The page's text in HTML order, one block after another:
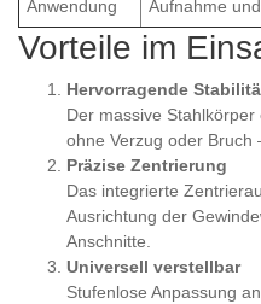
Anwendung Aufnahme
Vorteile im
Hervorragende
Der massive
ohne Verzug oder Bruch
Präzise Zentrierung
Das integrierte
Ausrichtung der
Anschnitte.
Universell verstellbar
Stufenlose Anpassung